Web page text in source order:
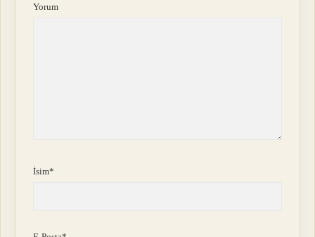
Yorum
İsim*